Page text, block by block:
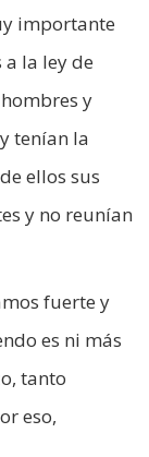
importante
la ley de
y
tenían la
ellos sus
y no reunían
fuerte y
es ni más
tanto
eso,